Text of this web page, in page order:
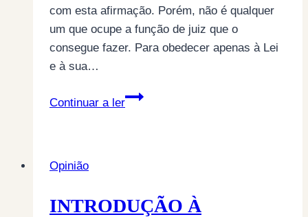
com esta afirmação. Porém, não é qualquer
um que ocupe a função de juiz que o
consegue fazer. Para obedecer apenas à Lei
e à sua…
Continuar a ler
HÁ
IRRESPONSÁVEIS…
Opinião
INTRODUÇÃO À